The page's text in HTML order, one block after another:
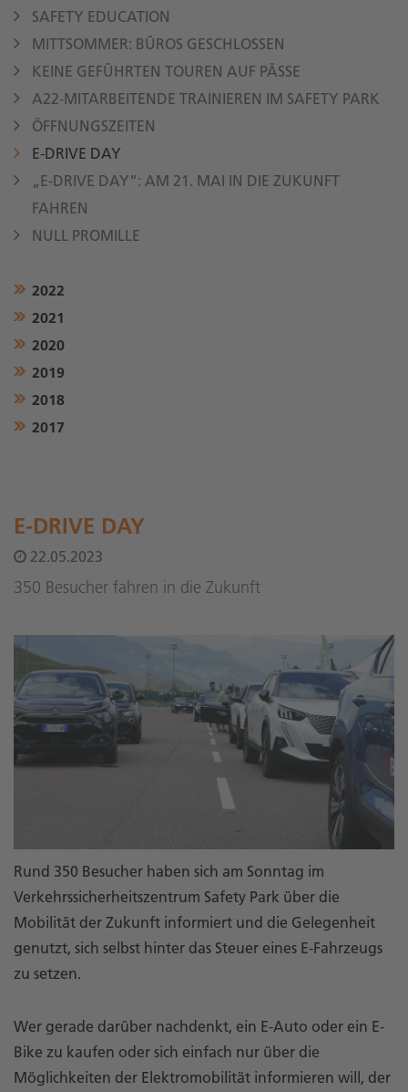
SAFETY EDUCATION
MITTSOMMER: BÜROS GESCHLOSSEN
KEINE GEFÜHRTEN TOUREN AUF PÄSSE
A22-MITARBEITENDE TRAINIEREN IM SAFETY PARK
ÖFFNUNGSZEITEN
E-DRIVE DAY
„E-DRIVE DAY“: AM 21. MAI IN DIE ZUKUNFT
FAHREN
NULL PROMILLE
2022
2021
2020
2019
2018
2017
E-DRIVE DAY
22.05.2023
350 Besucher fahren in die Zukunft
Rund 350 Besucher haben sich am Sonntag im
Verkehrssicherheitszentrum Safety Park über die
Mobilität der Zukunft informiert und die Gelegenheit
genutzt, sich selbst hinter das Steuer eines E-Fahrzeugs
zu setzen.
Wer gerade darüber nachdenkt, ein E-Auto oder ein E-
Bike zu kaufen oder sich einfach nur über die
Möglichkeiten der Elektromobilität informieren will, der